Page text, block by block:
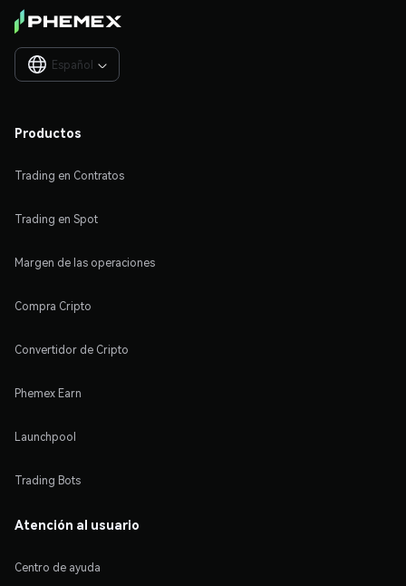
Español 
Productos
Trading en Contratos
Trading en Spot
Margen de las operaciones
Compra Cripto
Convertidor de Cripto
Phemex Earn
Launchpool
Trading Bots
Atención al usuario
Centro de ayuda